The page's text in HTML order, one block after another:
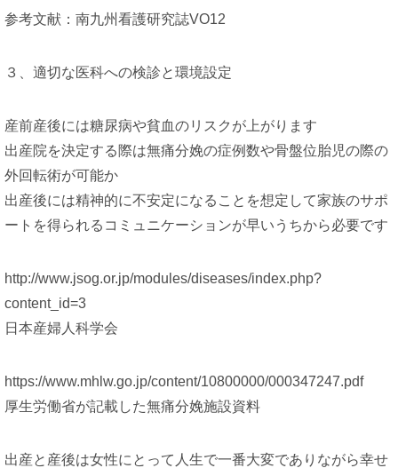
参考文献：南九州看護研究誌VO12
３、適切な医科への検診と環境設定
産前産後には糖尿病や貧血のリスクが上がります
出産院を決定する際は無痛分娩の症例数や骨盤位胎児の際の
外回転術が可能か
出産後には精神的に不安定になることを想定して家族のサポ
ートを得られるコミュニケーションが早いうちから必要です
http://www.jsog.or.jp/modules/diseases/index.php?
content_id=3
日本産婦人科学会
https://www.mhlw.go.jp/content/10800000/000347247.pdf
厚生労働省が記載した無痛分娩施設資料
出産と産後は女性にとって人生で一番大変でありながら幸せ